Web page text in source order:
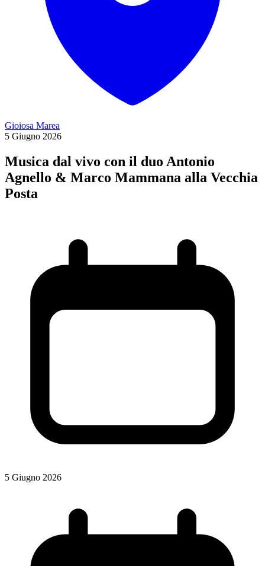
Gioiosa Marea
5 Giugno 2026
Musica dal vivo con il duo Antonio
Agnello & Marco Mammana alla Vecchia
Posta
5 Giugno 2026